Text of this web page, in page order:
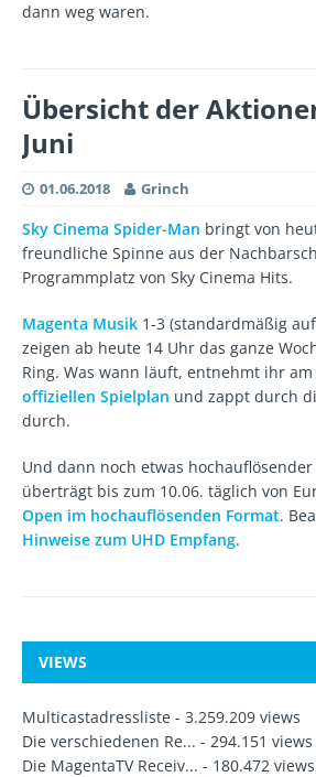
dann weg waren.
Übersicht der
Juni
01.06.2018 Grinch
Sky Cinema Spider-Man bringt von
freundliche Spinne aus der
Programmplatz von Sky Cinema Hits.
Magenta Musik 1-3 (standardmäßig
zeigen ab heute 14 Uhr das ganze
Ring. Was wann läuft, entnehmt ihr
offiziellen Spielplan und zappt durch
durch.
Und dann noch etwas hochauflösender
überträgt bis zum 10.06. täglich von
Open im hochauflösenden Format.
Hinweise zum UHD Empfang.
VIEWS
Multicastadressliste - 3.259.209 views
Die verschiedenen Re... - 294.151 views
Die MagentaTV Receiv... - 180.472 views